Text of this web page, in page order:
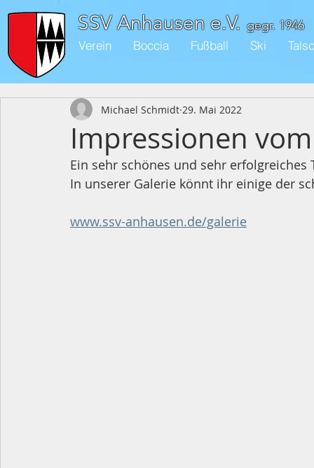
SSV Anhausen e.V.
Verein Boccia Fußball Ski
gegr. 1946
Impressionen
Michael Schmidt 29. Mai 2022
Ein sehr schönes und sehr erfolgreiches
In unserer Galerie könnt ihr einige der
www.ssv-anhausen.de/galerie